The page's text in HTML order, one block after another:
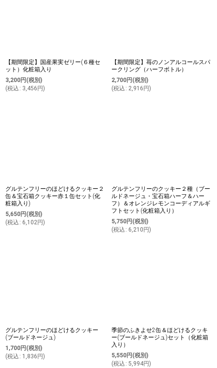
【期間限定】国産果実ゼリー(６種セ
ット）化粧箱入り
3,200円 (税別)
(税込 : 3,456 円)
【期間限定】苺のノンアルコールスパ
ークリング（ハーフボトル）
2,700円 (税別)
(税込 : 2,916 円)
グルテンフリーのほどけるクッキー２
缶＆宝石箱クッキー赤１缶セット(化
粧箱入り)
5,650円 (税別)
(税込 : 6,102円)
グルテンフリーのクッキー２種（ブー
ルドネージュ・宝石箱ハーフ＆ハー
フ）＆オレンジレモンコーディアルギ
フトセット(化粧箱入り）
5,750円 (税別)
(税込 : 6,210 円)
グルテンフリーのほどけるクッキー
(ブールドネージュ)
1,700円 (税別)
(税込 : 1,836 円)
季節のふきよせ2缶＆ほどけるクッキ
ー(ブールドネージュ)セット（化粧箱
入り）
5,550円 (税別)
(税込 : 5,994円)